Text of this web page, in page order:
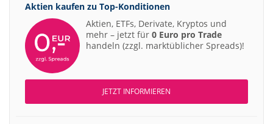
Aktien kaufen zu Top-Konditionen
Aktien, ETFs, Derivate, Kryptos und
mehr – jetzt für 0 Euro pro Trade
handeln (zzgl. marktüblicher Spreads)!
JETZT INFORMIEREN